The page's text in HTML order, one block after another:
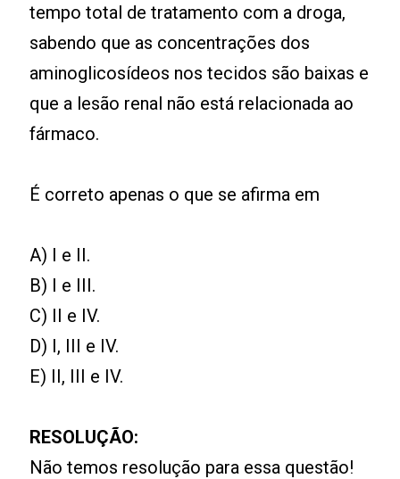
tempo total de tratamento com a droga,
sabendo que as concentrações dos
aminoglicosídeos nos tecidos são baixas e
que a lesão renal não está relacionada ao
fármaco.
É correto apenas o que se afirma em
A) I e II.
B) I e III.
C) II e IV.
D) I, III e IV.
E) II, III e IV.
RESOLUÇÃO:
Não temos resolução para essa questão!